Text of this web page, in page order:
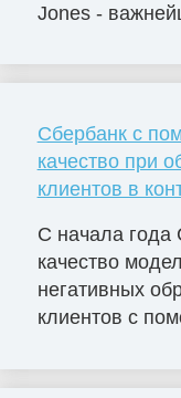
Jones -
Сбербанк с
качество при
клиентов в
С начала года
качество
негативных
клиентов с